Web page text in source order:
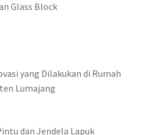
Glass Block
yang Dilakukan di Rumah
Lumajang
dan Jendela Lapuk